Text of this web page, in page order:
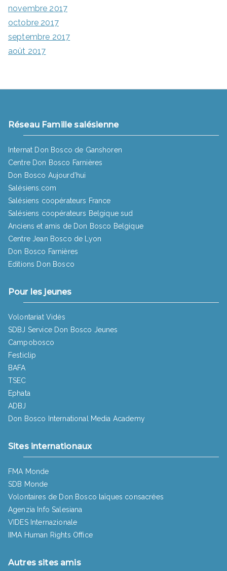
novembre 2017
octobre 2017
septembre 2017
août 2017
Réseau Famille salésienne
Internat Don Bosco de Ganshoren
Centre Don Bosco Farnières
Don Bosco Aujourd’hui
Salésiens.com
Salésiens coopérateurs France
Salésiens coopérateurs Belgique sud
Anciens et amis de Don Bosco Belgique
Centre Jean Bosco de Lyon
Don Bosco Farnières
Editions Don Bosco
Pour les jeunes
Volontariat Vidès
SDBJ Service Don Bosco Jeunes
Campobosco
Festiclip
BAFA
TSEC
Ephata
ADBJ
Don Bosco International Media Academy
Sites internationaux
FMA Monde
SDB Monde
Volontaires de Don Bosco laïques consacrées
Agenzia Info Salesiana
VIDES Internazionale
IIMA Human Rights Office
Autres sites amis